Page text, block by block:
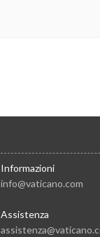
Informazioni
info@vaticano.com
Assistenza